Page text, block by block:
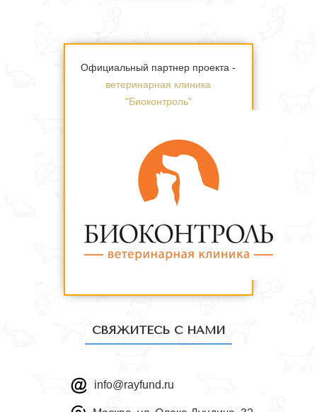
Официальный партнер проекта -
ветеринарная клиника
"Биоконтроль"
СВЯЖИТЕСЬ С НАМИ
info@rayfund.ru